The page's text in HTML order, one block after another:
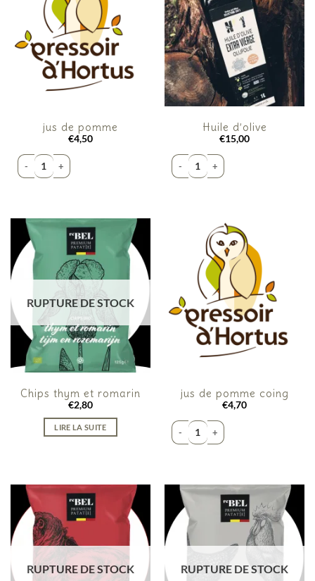
jus de pomme
€4,50
quantité de jus de pomme
Huile d’olive
€15,00
quantité de Huile d'olive
RUPTURE DE STOCK
Chips thym et romarin
€2,80
LIRE LA SUITE
jus de pomme coing
€4,70
quantité de jus de pomme coing
RUPTURE DE STOCK RUPTURE DE STOCK